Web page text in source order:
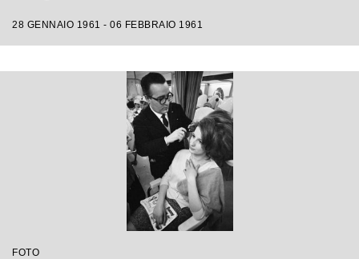
28 GENNAIO 1961 - 06 FEBBRAIO 1961
FOTO